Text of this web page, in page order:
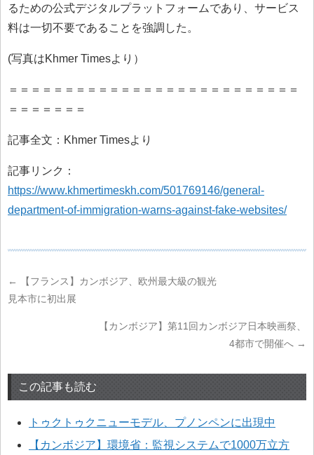
るための公式デジタルプラットフォームであり、サービス
料は一切不要であることを強調した。
(写真はKhmer Timesより）
＝＝＝＝＝＝＝＝＝＝＝＝＝＝＝＝＝＝＝＝＝＝＝＝＝＝
＝＝＝＝＝＝＝
記事全文：Khmer Timesより
記事リンク：
https://www.khmertimeskh.com/501769146/general-
department-of-immigration-warns-against-fake-websites/
←
【フランス】カンボジア、欧州最大級の観光
見本市に初出展
【カンボジア】第11回カンボジア日本映画祭、
4都市で開催へ →
この記事も読む
トゥクトゥクニューモデル、プノンペンに出現中
【カンボジア】環境省：監視システムで1000万立方